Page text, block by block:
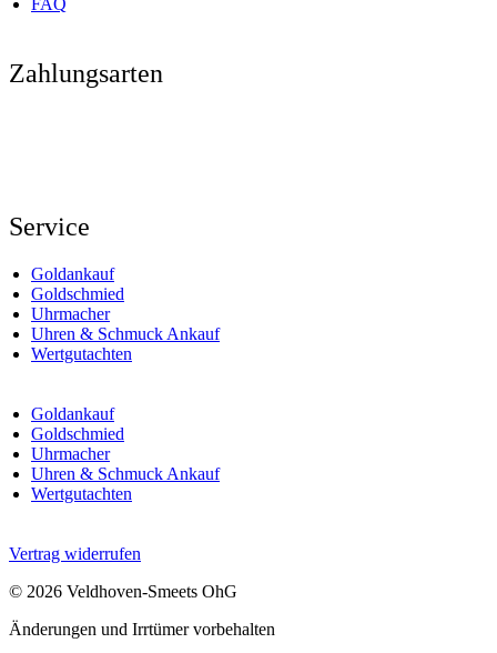
Zahlungsarten
Service
Goldankauf
Goldschmied
Uhrmacher
Uhren & Schmuck Ankauf
Wertgutachten
Goldankauf
Goldschmied
Uhrmacher
Uhren & Schmuck Ankauf
Wertgutachten
Vertrag widerrufen
© 2026 Veldhoven-Smeets OhG
Änderungen und Irrtümer vorbehalten